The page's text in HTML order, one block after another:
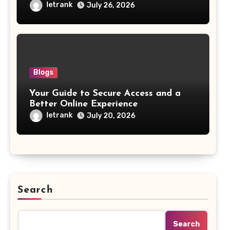
letrank July 26, 2026
Blogs
Your Guide to Secure Access and a
Better Online Experience
letrank July 20, 2026
Search
Search